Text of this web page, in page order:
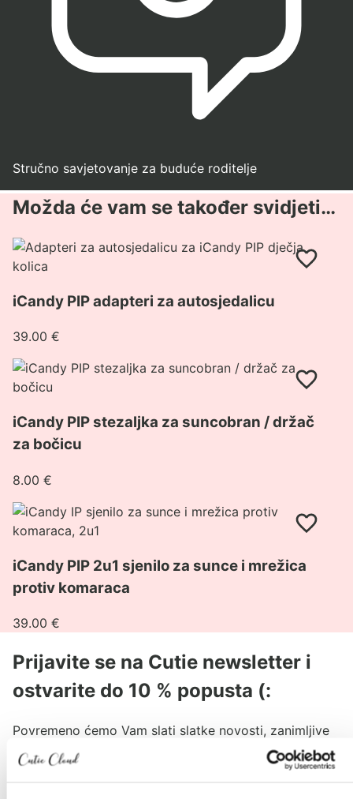
Stručno savjetovanje za buduće roditelje
Možda će vam se također svidjeti…
Pogledaj
proizvod
PIP
za
autosjedalicu
iCandy PIP adapteri za autosjedalicu
39.00 €
Pogledaj
proizvod
PIP
stezaljka
suncobran
/
držač
za
bočicu
iCandy PIP stezaljka za suncobran / držač
za bočicu
8.00 €
Pogledaj
proizvod
PIP
2u1
za
mrežica
protiv
iCandy PIP 2u1 sjenilo za sunce i mrežica
protiv komaraca
39.00 €
Prijavite se na Cutie newsletter i
ostvarite do 10 % popusta (:
Povremeno ćemo Vam slati slatke novosti, zanimljive
tekstove i akcije, a kod za popust stiže u Vaš
sandučić.